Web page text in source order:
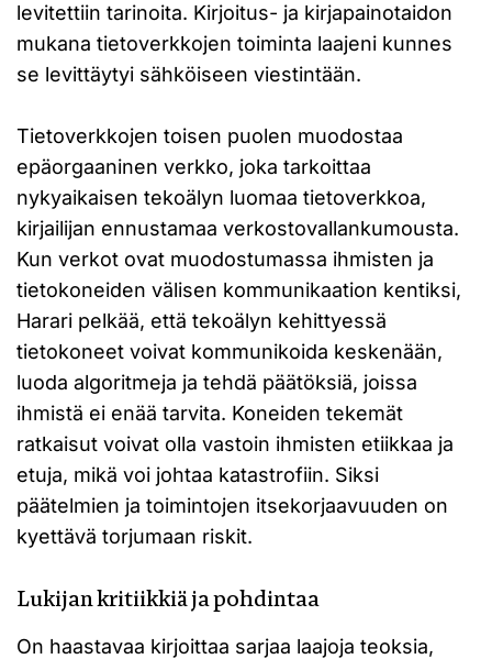
levitettiin tarinoita. Kirjoitus- ja kirjapainotaidon
mukana tietoverkkojen toiminta laajeni kunnes
se levittäytyi sähköiseen viestintään.
Tietoverkkojen toisen puolen muodostaa
epäorgaaninen verkko, joka tarkoittaa
nykyaikaisen tekoälyn luomaa tietoverkkoa,
kirjailijan ennustamaa verkostovallankumousta.
Kun verkot ovat muodostumassa ihmisten ja
tietokoneiden välisen kommunikaation kentiksi,
Harari pelkää, että tekoälyn kehittyessä
tietokoneet voivat kommunikoida keskenään,
luoda algoritmeja ja tehdä päätöksiä, joissa
ihmistä ei enää tarvita. Koneiden tekemät
ratkaisut voivat olla vastoin ihmisten etiikkaa ja
etuja, mikä voi johtaa katastrofiin. Siksi
päätelmien ja toimintojen itsekorjaavuuden on
kyettävä torjumaan riskit.
Lukijan kritiikkiä ja pohdintaa
On haastavaa kirjoittaa sarjaa laajoja teoksia,